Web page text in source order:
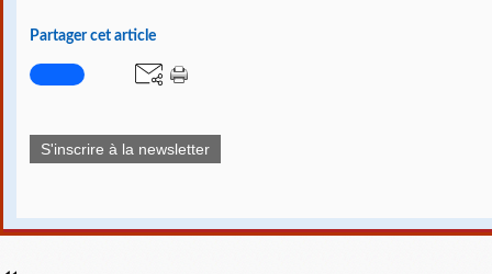
Partager cet article
S'inscrire à la newsletter